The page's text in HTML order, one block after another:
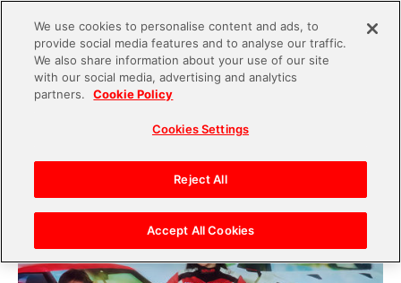
2022.03.28
ツ』制作陣！プロレーサーも熱中するレースゲー
ムとしての魅力とは？
We use cookies to personalise content and ads, to
provide social media features and to analyse our traffic.
We also share information about your use of our site
with our social media, advertising and analytics
partners.
Cookie Policy
Cookies Settings
Reject All
Accept All Cookies